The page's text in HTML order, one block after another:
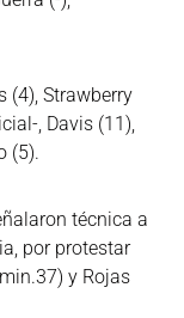
(4), Strawberry
, Davis (11),
(5).
técnica a
por protestar
y Rojas